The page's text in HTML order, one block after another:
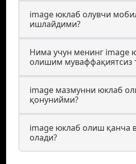
image юклаб олувчи
ишлайдими?
Нима учун менинг image
олишим муваффақиятсиз
image мазмунни юклаб
қонунийми?
image юклаб олиш қанча
олади?